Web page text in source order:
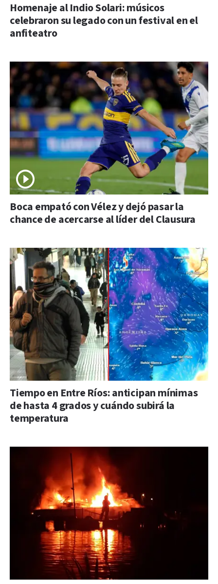
Homenaje al Indio Solari: músicos
celebraron su legado con un festival en el
anfiteatro
Boca empató con Vélez y dejó pasar la
chance de acercarse al líder del Clausura
Tiempo en Entre Ríos: anticipan mínimas
de hasta 4 grados y cuándo subirá la
temperatura